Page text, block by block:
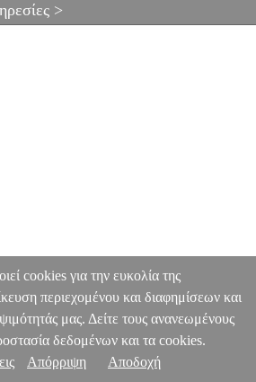
>
cookies για την ευκολία της
περιεχομένου και διαφημίσεων και
μας. Δείτε τους ανανεωμένους
δεδομένων και τα cookies.
Απόρριψη Αποδοχή